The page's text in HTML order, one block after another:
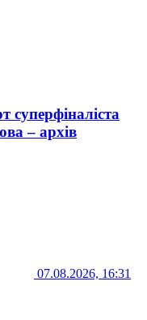
суперфіналіста
– архів
07.08.2026, 16:31